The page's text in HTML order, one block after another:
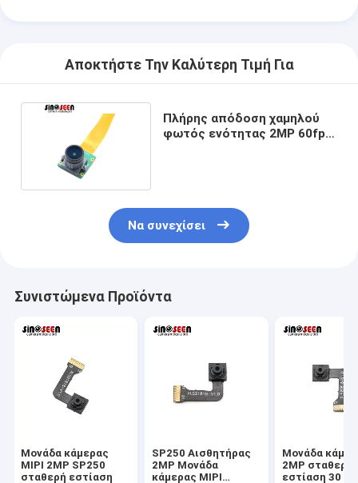
Αποκτήστε Την Καλύτερη Τιμή Για
Πλήρης απόδοση χαμηλού
φωτός ενότητας 2MP 60fps
Να συνεχίσει
Συνιστώμενα Προϊόντα
Μονάδα κάμερας
MIPI 2MP SP250
σταθερή εστίαση
SP250 Αισθητήρας
2MP Μονάδα
κάμερας MIPI
Μονάδα
2MP σταθερή
εστίαση 30